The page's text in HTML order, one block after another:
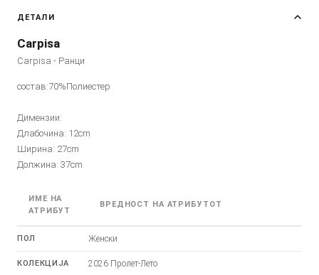
ДЕТАЛИ
Carpisa
Carpisa - Ранци
состав:70%Полиестер
Димензии:
Длабочина: 12cm
Ширина: 27cm
Должина: 37cm
ИМЕ НА
АТРИБУТ
ВРЕДНОСТ НА АТРИБУТОТ
ПОЛ Женски
КОЛЕКЦИЈА 2026 Пролет-Лето